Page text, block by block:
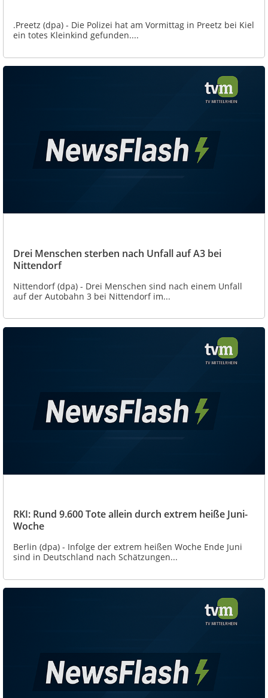
.Preetz (dpa) - Die Polizei hat am Vormittag in Preetz bei Kiel
ein totes Kleinkind gefunden....
Drei Menschen sterben nach Unfall auf A3 bei
Nittendorf
Nittendorf (dpa) - Drei Menschen sind nach einem Unfall
auf der Autobahn 3 bei Nittendorf im...
RKI: Rund 9.600 Tote allein durch extrem heiße Juni-
Woche
Berlin (dpa) - Infolge der extrem heißen Woche Ende Juni
sind in Deutschland nach Schätzungen...